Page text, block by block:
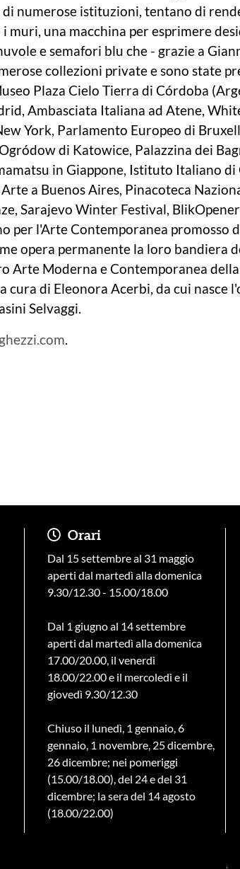
numerose istituzioni, tentano di
muri, una macchina per esprimere
e semafori blu che - grazie a
collezioni private e sono state
Plaza Cielo Tierra di Córdoba
Ambasciata Italiana ad Atene,
York, Parlamento Europeo di
di Katowice, Palazzina dei
in Giappone, Istituto Italiano
a Buenos Aires, Pinacoteca
Sarajevo Winter Festival,
per l'Arte Contemporanea promosso
opera permanente la loro bandiera
Arte Moderna e Contemporanea
cura di Eleonora Acerbi, da cui
Selvaggi.
.
Orari
Dal 15 settembre al 31 maggio
aperti dal martedì alla domenica
9.30/12.30 - 15.00/18.00
Dal 1 giugno al 14 settembre
aperti dal martedì alla domenica
17.00/20.00, il venerdì
18.00/22.00 e il mercoledì e il
giovedì 9.30/12.30
Chiuso il lunedì, 1 gennaio, 6
gennaio, 1 novembre, 25 dicembre,
26 dicembre; nei pomeriggi
(15.00/18.00), del 24 e del 31
dicembre; la sera del 14 agosto
(18.00/22.00)